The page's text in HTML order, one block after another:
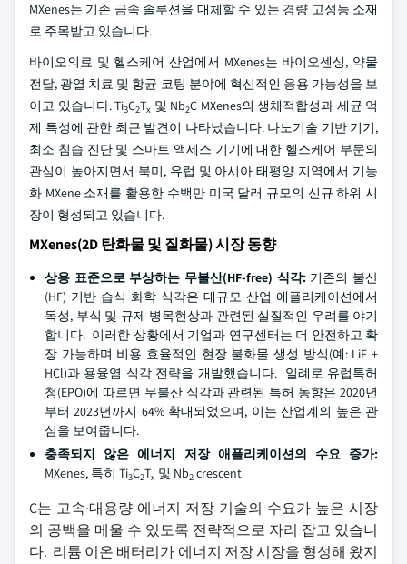
MXenes는 기존 금속 솔루션을 대체할 수 있는 경량 고성능 소재
로 주목받고 있습니다.
바이오의료 및 헬스케어 산업에서 MXenes는 바이오센싱, 약물
전달, 광열 치료 및 항균 코팅 분야에 혁신적인 응용 가능성을 보
이고 있습니다. Ti3C2Tx 및 Nb2C MXenes의 생체적합성과 세균 억
제 특성에 관한 최근 발견이 나타났습니다. 나노기술 기반 기기,
최소 침습 진단 및 스마트 액세스 기기에 대한 헬스케어 부문의
관심이 높아지면서 북미, 유럽 및 아시아 태평양 지역에서 기능
화 MXene 소재를 활용한 수백만 미국 달러 규모의 신규 하위 시
장이 형성되고 있습니다.
MXenes(2D 탄화물 및 질화물) 시장 동향
상용 표준으로 부상하는 무불산(HF-free) 식각:기존의 불산
(HF) 기반 습식 화학 식각은 대규모 산업 애플리케이션에서
독성, 부식 및 규제 병목현상과 관련된 실질적인 우려를 야기
합니다. 이러한 상황에서 기업과 연구센터는 더 안전하고 확
장 가능하며 비용 효율적인 현장 불화물 생성 방식(예: LiF +
HCl)과 용융염 식각 전략을 개발했습니다. 일례로 유럽특허
청(EPO)에 따르면 무불산 식각과 관련된 특허 동향은 2020년
부터 2023년까지 64% 확대되었으며, 이는 산업계의 높은 관
심을 보여줍니다.
충족되지 않은 에너지 저장 애플리케이션의 수요 증가:
MXenes, 특히 Ti3C2Tx 및 Nb2 crescent
C는 고속·대용량 에너지 저장 기술의 수요가 높은 시장
의 공백을 메울 수 있도록 전략적으로 자리 잡고 있습니
다. 리튬 이온 배터리가 에너지 저장 시장을 형성해 왔지